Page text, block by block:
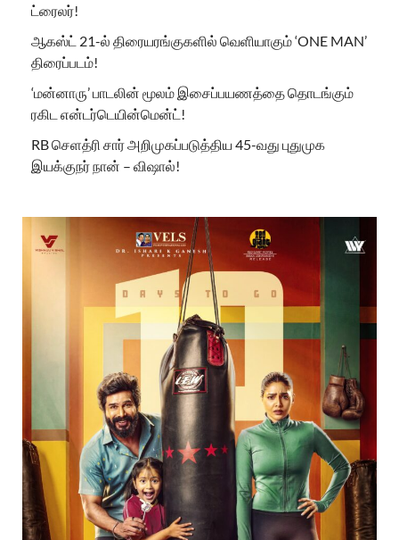
ட்ரைலர்!
ஆகஸ்ட் 21-ல் திரையரங்குகளில் வெளியாகும் ‘ONE MAN’
திரைப்படம்!
‘மன்னாரு’ பாடலின் மூலம் இசைப்பயணத்தை தொடங்கும்
ரகிட என்டர்டெயின்மென்ட்!
RB செளத்ரி சார் அறிமுகப்படுத்திய 45-வது புதுமுக
இயக்குநர் நான் – விஷால்!